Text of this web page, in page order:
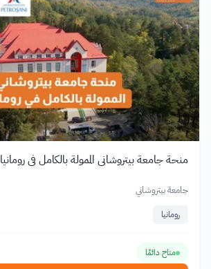
منحة جامعة بيتروشاني الممولة بالكامل في رومانيا
جامعة بيتروشاني
رومانيا
متاح دائمًا